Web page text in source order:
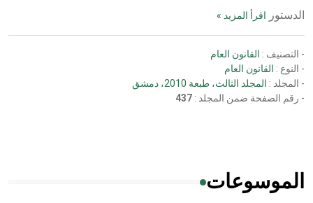
الدستور اقرأ المزيد »
- التصنيف : القانون العام
- النوع : القانون العام
- المجلد : المجلد الثالث، طبعة 2010، دمشق
- رقم الصفحة ضمن المجلد : 437
الموسوعات